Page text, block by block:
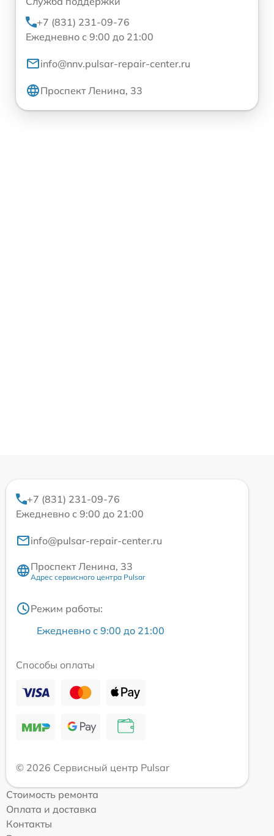
+7 (831) 231-09-76
Ежедневно с 9:00 до 21:00
info@nnv.pulsar-repair-center.ru
Проспект Ленина, 33
+7 (831) 231-09-76
Ежедневно с 9:00 до 21:00
info@pulsar-repair-center.ru
Проспект Ленина, 33
Адрес сервисного центра Pulsar
Режим работы:
Ежедневно с 9:00 до 21:00
Способы оплаты
© 2026 Сервисный центр Pulsar
Стоимость ремонта
Оплата и доставка
Контакты